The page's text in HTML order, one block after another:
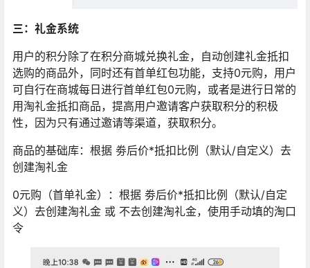
三：礼金系统
用户的积分除了在积分商城兑换礼金，自动创建礼金抵扣
选购的商品外，同时还有首单红包功能，支持0元购，用户
可自行在商城每日进行首单红包0元购，或者是进行日常的
用淘礼金抵扣商品，提高用户邀请客户获取积分的积极
性，因为只有通过邀请等渠道，获取积分。
商品的基础库：根据 劵后价*抵扣比例（默认/自定义）去
创建淘礼金
0元购（首单礼金）：根据 劵后价*抵扣比例（默认/自定
义）去创建淘礼金 或 不去创建淘礼金，使用手动填的淘口
令